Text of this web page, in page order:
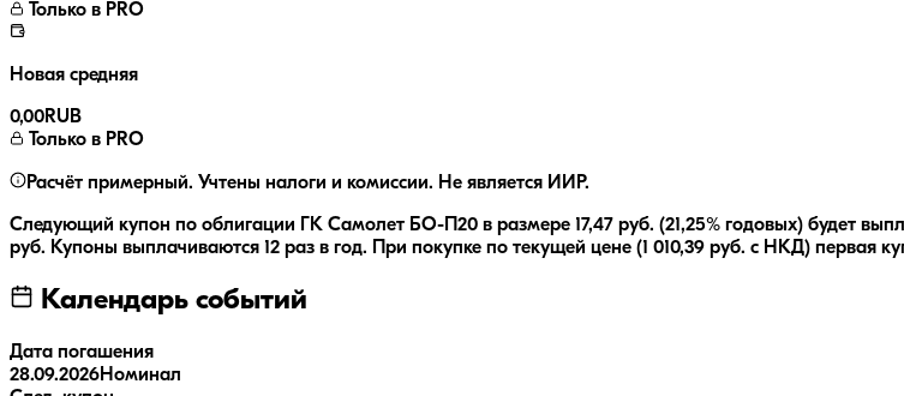
Только в PRO
Новая средняя
0,00RUB
Только в PRO
Расчёт примерный. Учтены налоги и комиссии. Не является ИИР.
Следующий купон по облигации ГК Самолет БО-П20 в размере 17,47 руб. (21,25% годовых) будет
руб. Купоны выплачиваются 12 раз в год. При покупке по текущей цене (1 010,39 руб. с НКД) первая
Календарь событий
Дата погашения
28.09.2026Номинал